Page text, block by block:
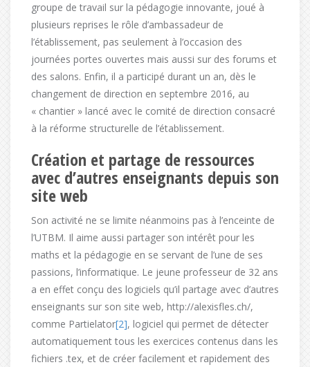
groupe de travail sur la pédagogie innovante, joué à
plusieurs reprises le rôle d’ambassadeur de
l’établissement, pas seulement à l’occasion des
journées portes ouvertes mais aussi sur des forums et
des salons. Enfin, il a participé durant un an, dès le
changement de direction en septembre 2016, au
« chantier » lancé avec le comité de direction consacré
à la réforme structurelle de l’établissement.
Création et partage de ressources
avec d’autres enseignants depuis son
site web
Son activité ne se limite néanmoins pas à l’enceinte de
l’UTBM. Il aime aussi partager son intérêt pour les
maths et la pédagogie en se servant de l’une de ses
passions, l’informatique. Le jeune professeur de 32 ans
a en effet conçu des logiciels qu’il partage avec d’autres
enseignants sur son site web, http://alexisfles.ch/,
comme Partielator[2], logiciel qui permet de détecter
automatiquement tous les exercices contenus dans les
fichiers .tex, et de créer facilement et rapidement des